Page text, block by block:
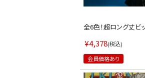
同一商品まとめ買いキャンペーン
全6色！超ロング丈ビ
装 韓国ファッション
shell/ボムシェル】(フ
ホワイト/イエロー/レ
¥4,378 税込
会員価格あり